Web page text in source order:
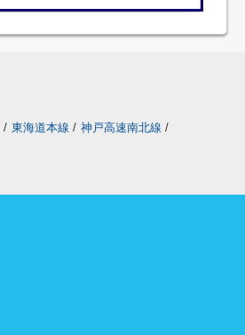
/ 東海道本線 / 神戸高速南北線 /